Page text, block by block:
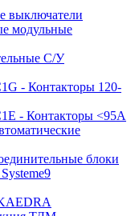
выключатели
модульные
C/У
- Контакторы 120-
- Контакторы <95A
блоки